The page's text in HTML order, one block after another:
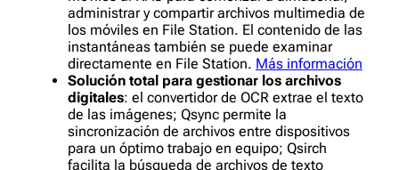
administrar y compartir archivos multimedia de
los móviles en File Station. El contenido de las
instantáneas también se puede examinar
directamente en File Station. Más información
Solución total para gestionar los archivos
digitales: el convertidor de OCR extrae el texto
de las imágenes; Qsync permite la
sincronización de archivos entre dispositivos
para un óptimo trabajo en equipo; Qsirch
facilita la búsqueda de archivos de texto